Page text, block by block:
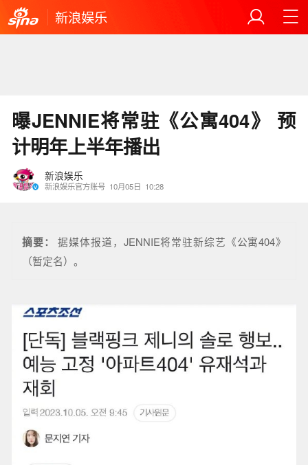
新浪娱乐
曝JENNIE将常驻《公寓404》 预
计明年上半年播出
新浪娱乐
新浪娱乐官方账号 10月05日 10:28
摘要：
据媒体报道，JENNIE将常驻新综艺《公寓404》
（暂定名）。